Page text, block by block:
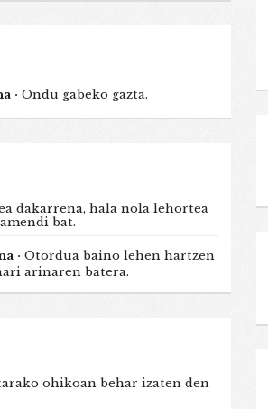
· Ondu gabeko gazta.
dakarrena, hala nola lehortea
bat.
· Otordua baino lehen hartzen
arinaren batera.
ohikoan behar izaten den